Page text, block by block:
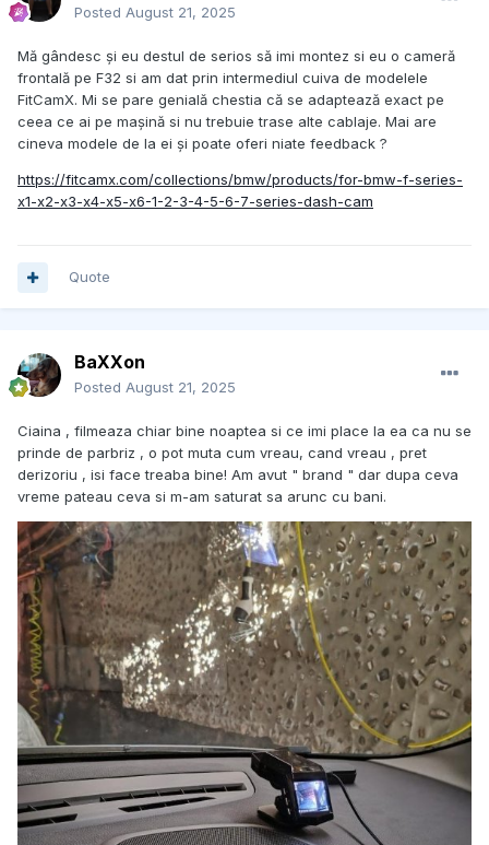
Posted August 21, 2025
Mă gândesc și eu destul de serios să imi montez si eu o cameră
frontală pe F32 si am dat prin intermediul cuiva de modelele
FitCamX. Mi se pare genială chestia că se adaptează exact pe
ceea ce ai pe mașină si nu trebuie trase alte cablaje. Mai are
cineva modele de la ei și poate oferi niate feedback ?
https://fitcamx.com/collections/bmw/products/for-bmw-f-series-
x1-x2-x3-x4-x5-x6-1-2-3-4-5-6-7-series-dash-cam
Quote
BaXXon
Posted August 21, 2025
Ciaina , filmeaza chiar bine noaptea si ce imi place la ea ca nu se
prinde de parbriz , o pot muta cum vreau, cand vreau , pret
derizoriu , isi face treaba bine! Am avut " brand " dar dupa ceva
vreme pateau ceva si m-am saturat sa arunc cu bani.